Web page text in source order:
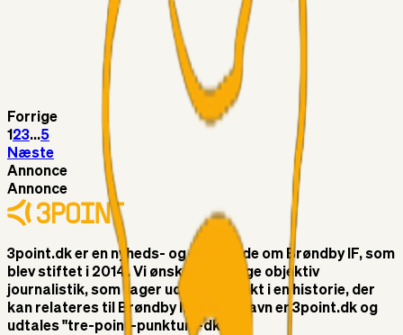
Nogensinde…..!!!
02. aug. 2026
Sydsiden mid Viborg
Forrige
1 23...5
Næste
Annonce
Annonce
3point.dk er en nyheds- og debatside om Brøndby IF, som
blev stiftet i 2014. Vi ønsker at bringe objektiv
journalistik, som tager udgangspunkt i en historie, der
kan relateres til Brøndby IF. Vores navn er 3point.dk og
udtales "tre-point-punktum-dk"